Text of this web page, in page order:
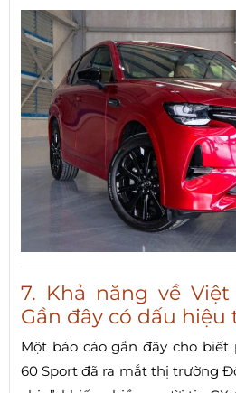
7. Khả năng về
Gần đây có dấu hiệu
Một báo cáo gần đây cho biết
60 Sport đã ra mắt thị trường